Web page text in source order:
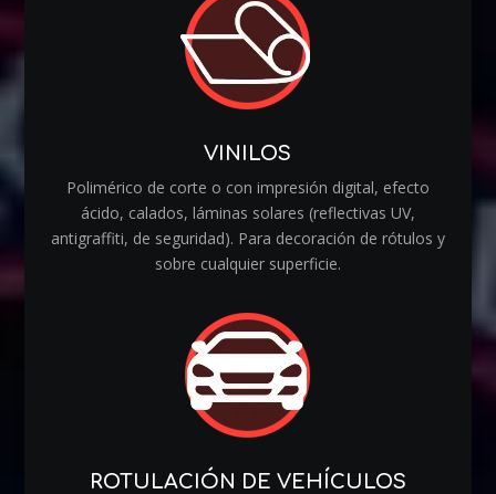
VINILOS
Polimérico de corte o con impresión digital, efecto
ácido, calados, láminas solares (reflectivas UV,
antigraffiti, de seguridad). Para decoración de rótulos y
sobre cualquier superficie.
ROTULACIÓN DE VEHÍCULOS